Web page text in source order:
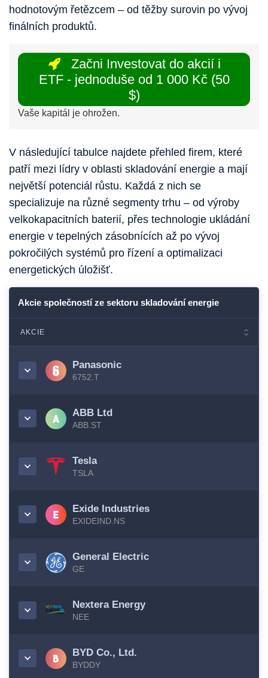
hodnotovým řetězcem – od těžby surovin po vývoj
finálních produktů.
Začni Investovat do akcií i
ETF - jednoduše od 1 000 Kč (50
$)
Vaše kapitál je ohrožen.
V následující tabulce najdete přehled firem, které
patří mezi lídry v oblasti skladování energie a mají
největší potenciál růstu. Každá z nich se
specializuje na různé segmenty trhu – od výroby
velkokapacitních baterií, přes technologie ukládání
energie v tepelných zásobnících až po vývoj
pokročilých systémů pro řízení a optimalizaci
energetických úložišť.
Akcie společností ze sektoru skladování energie
AKCIE
Panasonic
6752.T
ABB Ltd
ABB.ST
Tesla
TSLA
Exide Industries
EXIDEIND.NS
General Electric
GE
Nextera Energy
NEE
BYD Co., Ltd.
BYDDY